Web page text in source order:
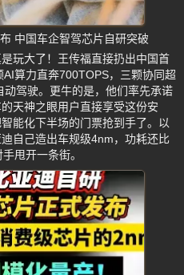
中国车企智驾芯片自研突破
玩大了！王传福直接扔出中国首
算力直奔700TOPS，三颗协同超
驾驶。更牛的是，他们率先承诺
天神之眼用户直接享受这份安
能化下半场的门票抢到手了。以
自己造出车规级4nm，功耗还比
甩开一条街。